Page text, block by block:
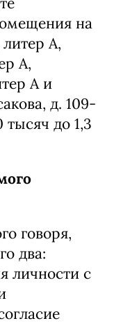
на
А,
А,
А и
д. 109-
тысяч до 1,3
говоря,
два:
личности с